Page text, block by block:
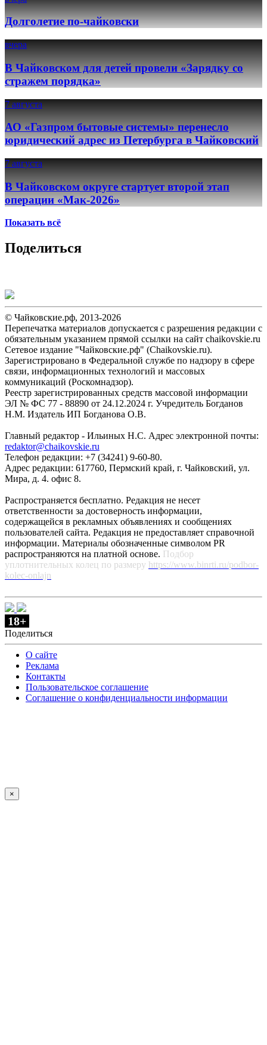
Долголетие по-чайковски
вчера
В Чайковском для детей провели «Зарядку со
стражем порядка»
7 августа
АО «Газпром бытовые системы» перенесло
юридический адрес из Петербурга в Чайковский
7 августа
В Чайковском округе стартует второй этап
операции «Мак-2026»
Показать всё
Поделиться
© Чайковские.рф, 2013-2026
Перепечатка материалов допускается с разрешения редакции с
обязательным указанием прямой ссылки на сайт chaikovskie.ru
Сетевое издание "Чайковские.рф" (Chaikovskie.ru).
Зарегистрировано в Федеральной службе по надзору в сфере
связи, информационных технологий и массовых
коммуникаций (Роскомнадзор).
Реестр зарегистрированных средств массовой информации
ЭЛ № ФС 77 - 88890 от 24.12.2024 г. Учредитель Богданов
Н.М. Издатель ИП Богданова О.В.
Главный редактор - Ильиных Н.С. Адрес электронной почты:
redaktor@chaikovskie.ru
Телефон редакции: +7 (34241) 9-60-80.
Адрес редакции: 617760, Пермский край, г. Чайковский, ул.
Мира, д. 4. офис 8.
Распространяется бесплатно. Редакция не несет
ответственности за достоверность информации,
содержащейся в рекламных объявлениях и сообщениях
пользователей сайта. Редакция не предоставляет справочной
информации. Материалы обозначенные символом PR
распространяются на платной основе. Подбор
уплотнительных колец по размеру https://www.binrti.ru/podbor-
kolec-onlajn
18+
Поделиться
О сайте
Реклама
Контакты
Пользовательское соглашение
Соглашение о конфиденциальности информации
×